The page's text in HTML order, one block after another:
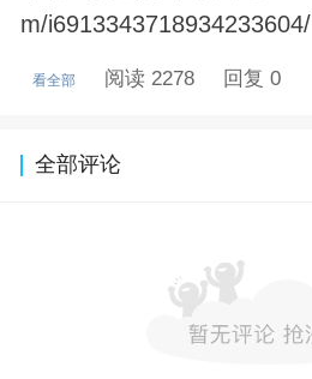
m/i6913343718934233604/
看全部 阅读 2278 回复 0
全部评论